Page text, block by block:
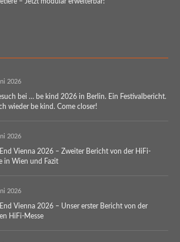
– Jetzt modular erweiterbar!
2026
bei … be kind 2026 in Berlin. Ein Festivalbericht.
wieder be kind. Come closer!
2026
Vienna 2026 – Zweiter Bericht von der HiFi-
in Wien und Fazit
2026
Vienna 2026 – Unser erster Bericht von der
HiFi-Messe